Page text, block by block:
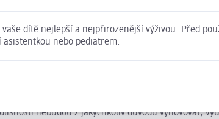
vysokým obsahem kyseliny olejové, řepkový
fosforečné, citronan draselný, chlorid draselný,
emulgátor (SÓJOVÝ lecitin), olej z mikrořas
D-pantothenát vápenatý, thiamin-
L-tryptofan, L-histidin, bakterie mléčného
o alergenech. Složení a výživové údaje
nebudou z jakýchkoliv důvodů vyhovovat,
vaše dítě nejlepší a nejpřirozenější výživou. Před
asistentkou nebo pediatrem.